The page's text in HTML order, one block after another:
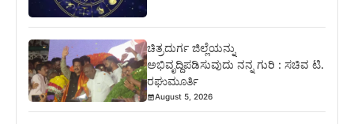
ಚಿತ್ರದುರ್ಗ ಜಿಲ್ಲೆಯನ್ನು
ಅಭಿವೃದ್ದಿಪಡಿಸುವುದು ನನ್ನ ಗುರಿ : ಸಚಿವ ಟಿ.
ರಘುಮೂರ್ತಿ
August 5, 2026